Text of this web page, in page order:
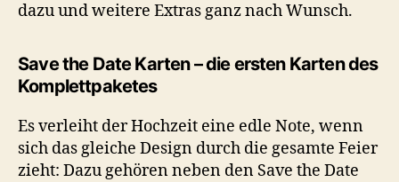
dazu und weitere Extras ganz nach Wunsch.
Save the Date Karten – die ersten Karten des
Komplettpaketes
Es verleiht der Hochzeit eine edle Note, wenn
sich das gleiche Design durch die gesamte Feier
zieht: Dazu gehören neben den Save the Date